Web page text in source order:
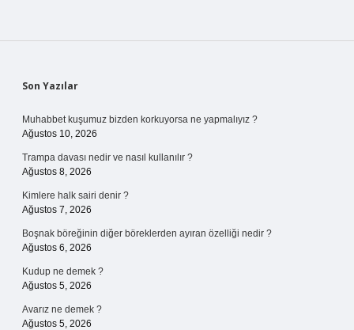
Sidebar
Son Yazılar
Muhabbet kuşumuz bizden korkuyorsa ne yapmalıyız ?
Ağustos 10, 2026
Trampa davası nedir ve nasıl kullanılır ?
Ağustos 8, 2026
Kimlere halk sairi denir ?
Ağustos 7, 2026
Boşnak böreğinin diğer böreklerden ayıran özelliği nedir ?
Ağustos 6, 2026
Kudup ne demek ?
Ağustos 5, 2026
Avarız ne demek ?
Ağustos 5, 2026